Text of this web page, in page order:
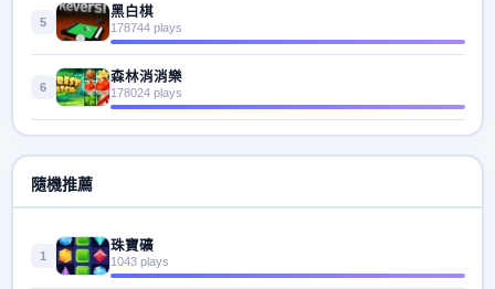
5
黑白棋
178744 plays
6
森林消消樂
178024 plays
隨機推薦
1
珠寶礦
1043 plays